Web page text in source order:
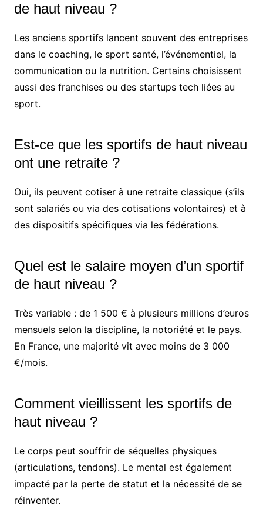
de haut niveau ?
Les anciens sportifs lancent souvent des entreprises
dans le coaching, le sport santé, l’événementiel, la
communication ou la nutrition. Certains choisissent
aussi des franchises ou des startups tech liées au
sport.
Est-ce que les sportifs de haut niveau
ont une retraite ?
Oui, ils peuvent cotiser à une retraite classique (s’ils
sont salariés ou via des cotisations volontaires) et à
des dispositifs spécifiques via les fédérations.
Quel est le salaire moyen d’un sportif
de haut niveau ?
Très variable : de 1 500 € à plusieurs millions d’euros
mensuels selon la discipline, la notoriété et le pays.
En France, une majorité vit avec moins de 3 000
€/mois.
Comment vieillissent les sportifs de
haut niveau ?
Le corps peut souffrir de séquelles physiques
(articulations, tendons). Le mental est également
impacté par la perte de statut et la nécessité de se
réinventer.